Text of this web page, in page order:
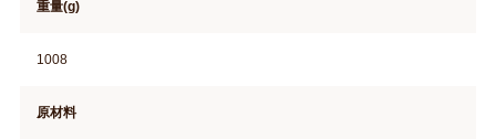
重量(g)
1008
原材料